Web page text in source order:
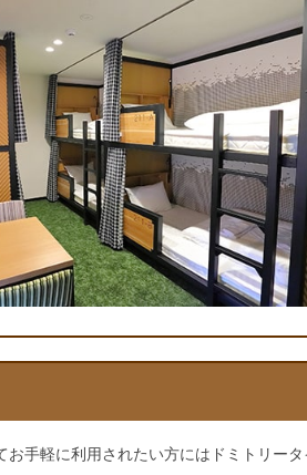
手軽に利用されたい方にはドミトリータ